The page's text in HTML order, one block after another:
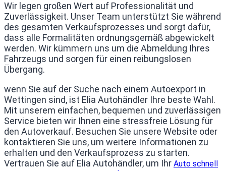
Wir legen großen Wert auf Professionalität und
Zuverlässigkeit. Unser Team unterstützt Sie während
des gesamten Verkaufsprozesses und sorgt dafür,
dass alle Formalitäten ordnungsgemäß abgewickelt
werden. Wir kümmern uns um die Abmeldung Ihres
Fahrzeugs und sorgen für einen reibungslosen
Übergang.
wenn Sie auf der Suche nach einem Autoexport in
Wettingen sind, ist Elia Autohändler Ihre beste Wahl.
Mit unserem einfachen, bequemen und zuverlässigen
Service bieten wir Ihnen eine stressfreie Lösung für
den Autoverkauf. Besuchen Sie unsere Website oder
kontaktieren Sie uns, um weitere Informationen zu
erhalten und den Verkaufsprozess zu starten.
Vertrauen Sie auf Elia Autohändler, um Ihr Auto schnell